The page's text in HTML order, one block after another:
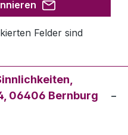
Felder sind
06406 Bernburg